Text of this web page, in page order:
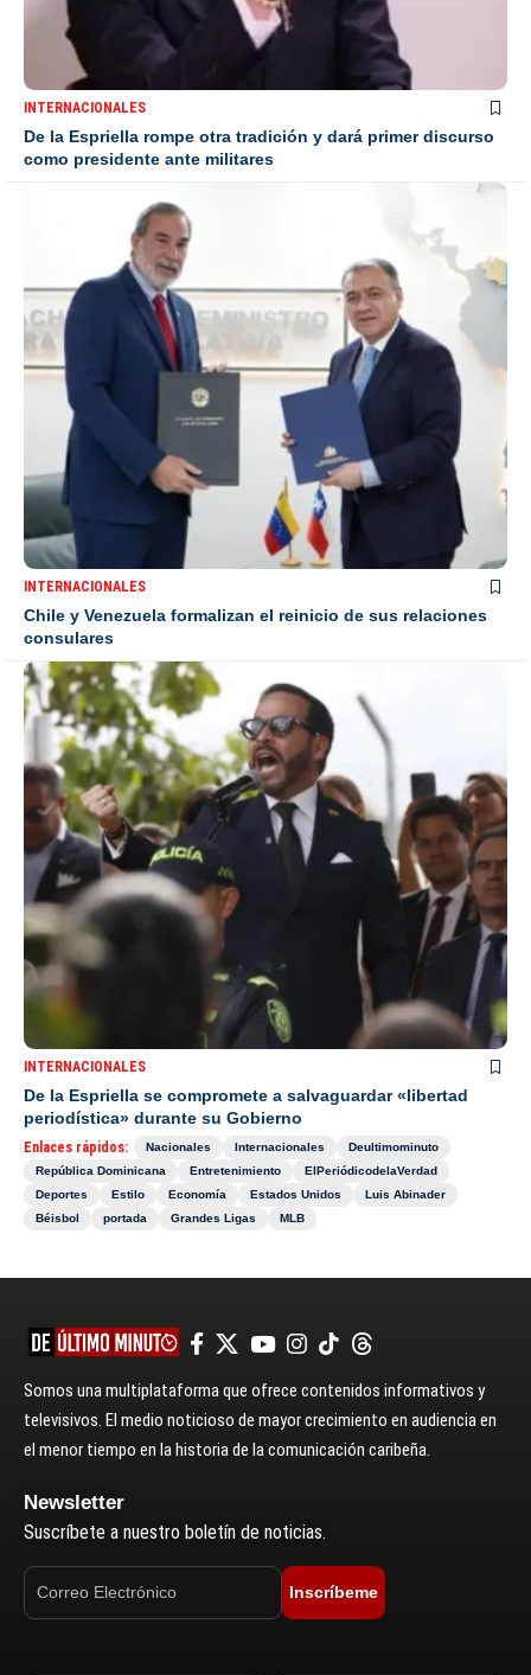
INTERNACIONALES
De la Espriella rompe otra tradición y dará primer discurso
como presidente ante militares
INTERNACIONALES
Chile y Venezuela formalizan el reinicio de sus relaciones
consulares
INTERNACIONALES
De la Espriella se compromete a salvaguardar «libertad
periodística» durante su Gobierno
Enlaces rápidos: Nacionales Internacionales
Deultimominuto
República Dominicana
Entretenimiento
ElPeriódicodelaVerdad
Deportes
Estilo Economía Estados Unidos
Luis Abinader
Béisbol
portada Grandes Ligas MLB
Somos una multiplataforma que ofrece contenidos informativos y
televisivos. El medio noticioso de mayor crecimiento en audiencia en
el menor tiempo en la historia de la comunicación caribeña.
Newsletter
Suscríbete a nuestro boletín de noticias.
Inscríbeme